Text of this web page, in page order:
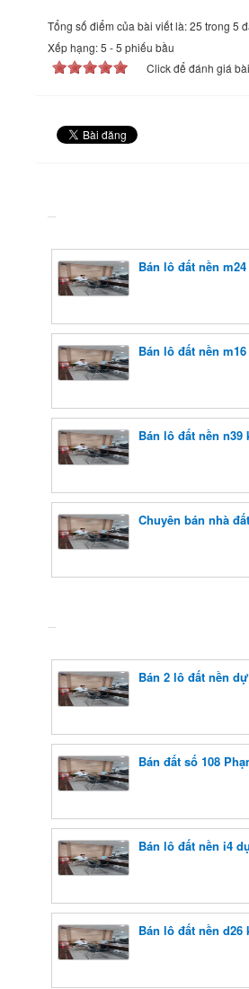
Tổng số điểm của bài viết là: 25 trong 5
Xếp hạng:5 -5 phiếu bầu
Click để đánh giá
Bán lô đất nền
Bán lô đất nền
Bán lô đất nền n39
Chuyên bán nhà
Bán 2 lô đất nền
Bán đất số 108
Bán lô đất nền i4
Bán lô đất nền d26